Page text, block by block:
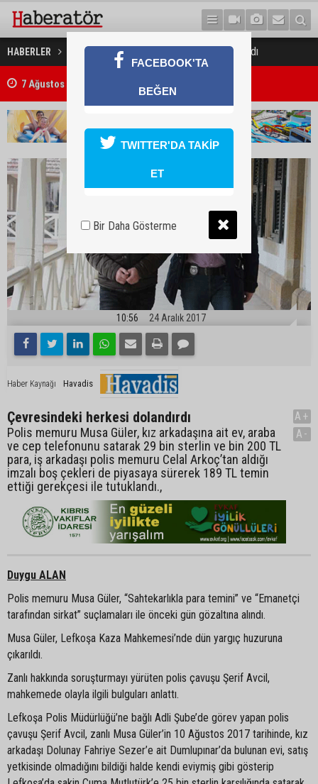
HABERLER GÜNDEM Çevresindeki herkesi dolandırdı
7 Ağustos 2026 Döviz Kurları
10:56 24 Aralık 2017
Haber Kaynağı Havadis
Çevresindeki herkesi dolandırdı
Polis memuru Musa Güler, kız arkadaşına ait ev, araba
ve cep telefonunu satarak 29 bin sterlin ve bin 200 TL
para, iş arkadaşı polis memuru Celal Arkoç’tan aldığı
imzalı boş çekleri de piyasaya sürerek 189 TL temin
ettiği gerekçesi ile tutuklandı.,
A+
A-
Duygu ALAN
Polis memuru Musa Güler, “Sahtekarlıkla para temini” ve “Emanetçi
tarafından sirkat” suçlamaları ile önceki gün gözaltına alındı.
Musa Güler, Lefkoşa Kaza Mahkemesi’nde dün yargıç huzuruna
çıkarıldı.
Zanlı hakkında soruşturmayı yürüten polis çavuşu Şerif Avcil,
mahkemede olayla ilgili bulguları anlattı.
Lefkoşa Polis Müdürlüğü’ne bağlı Adli Şube’de görev yapan polis
çavuşu Şerif Avcil, zanlı Musa Güler’in 10 Ağustos 2017 tarihinde, kız
arkadaşı Dolunay Fahriye Sezer’e ait Dumlupınar’da bulunan evi, satış
yetkisinde olmadığını bildiği halde kendi eviymiş gibi gösterip
FACEBOOK'TA
BEĞEN
TWITTER'DA TAKİP
ET
Bir Daha Gösterme